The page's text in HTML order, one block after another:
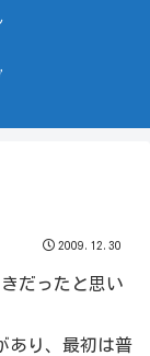
2009.12.30
だったと思い
あり、最初は普